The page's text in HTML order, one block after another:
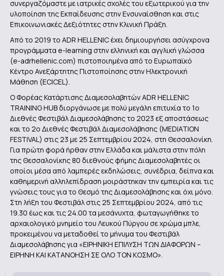
συνεργαζόμαστε με ιατρικές σχολές του εξωτερικού για την
υλοποίηση της Εκπαίδευσης στην Ενσυναίσθηση και στις
Επικοινωνιακές Δεξιότητες στην Κλινική Πράξη.
Από το 2019 το ADR HELLENIC έχει δημιουργήσει ασύγχρονα
προγράμματα e-learning στην ελληνική και αγγλική γλώσσα
(e-adrhellenic.com) πιστοποιημένα από το Ευρωπαϊκό
Κέντρο Ανεξάρτητης Πιστοποίησης στην Ηλεκτρονική
Μάθηση (ECICEL).
Ο Φορέας Κατάρτισης Διαμεσολαβητών ADR HELLENIC
TRAINING HUB διοργάνωσε με πολύ μεγάλη επιτυχία το 1o
Διεθνές Φεστιβάλ Διαμεσολάβησης το 2023 εξ αποστάσεως
και το 2ο Διεθνές Φεστιβάλ Διαμεσολάβησης (MEDIATION
FESTIVAL) στις 23 με 25 Σεπτεμβρίου 2024, στη Θεσσαλονίκη.
Για πρώτη φορά ήρθαν στην Ελλάδα και μάλιστα στην πόλη
της Θεσσαλονίκης 80 διεθνούς φήμης Διαμεσολαβητές οι
οποίοι μέσα από λαμπερές εκδηλώσεις, συνέδρια, δείπνα και
καθημερινή αλληλεπίδραση μοιράστηκαν την εμπειρία και τις
γνώσεις τους για το Θεσμό της Διαμεσολάβησης και όχι μόνο.
Στη λήξη του Φεστιβάλ στις 25 Σεπτεμβρίου 2024, από τις
19.30 έως και τις 24.00 τα μεσάνυχτα, φωταγωγήθηκε το
αρχαιολογικό μνημείο του Λευκού Πύργου σε χρώμα μπλε,
προκειμένου να μεταδοθεί το μήνυμα του Φεστιβάλ
Διαμεσολάβησης για «ΕΙΡΗΝΙΚΗ ΕΠΙΛΥΣΗ ΤΩΝ ΔΙΑΦΟΡΩΝ –
ΕΙΡΗΝΗ ΚΑΙ ΚΑΤΑΝΟΗΣΗ ΣΕ ΟΛΟ ΤΟΝ ΚΟΣΜΟ».